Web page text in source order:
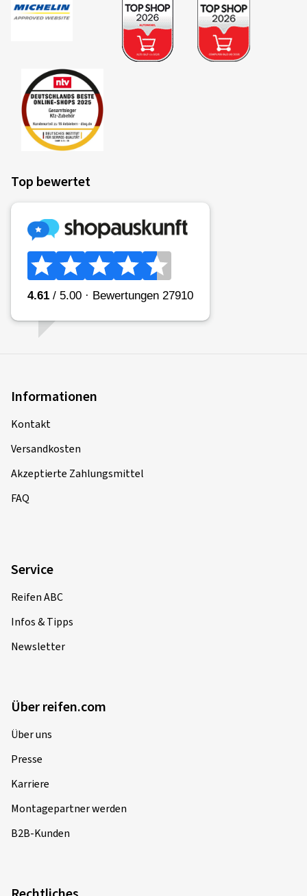
Top bewertet
Informationen
Kontakt
Versandkosten
Akzeptierte Zahlungsmittel
FAQ
Service
Reifen ABC
Infos & Tipps
Newsletter
Über reifen.com
Über uns
Presse
Karriere
Montagepartner werden
B2B-Kunden